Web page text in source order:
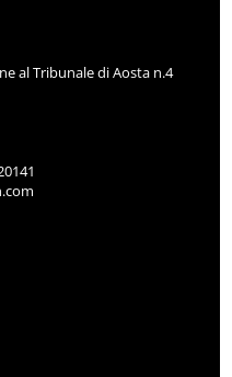
al Tribunale di Aosta n.4